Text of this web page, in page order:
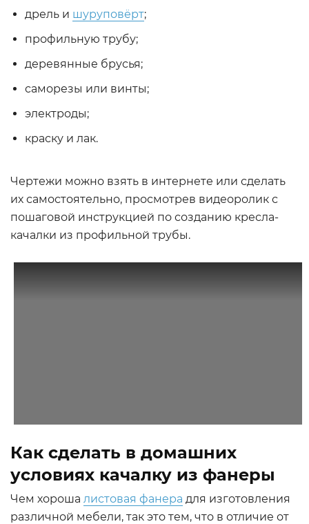
дрель и шуруповёрт;
профильную трубу;
деревянные брусья;
саморезы или винты;
электроды;
краску и лак.
Чертежи можно взять в интернете или сделать
их самостоятельно, просмотрев видеоролик с
пошаговой инструкцией по созданию кресла-
качалки из профильной трубы.
Как сделать в домашних
условиях качалку из фанеры
Чем хороша листовая фанера для изготовления
различной мебели, так это тем, что в отличие от